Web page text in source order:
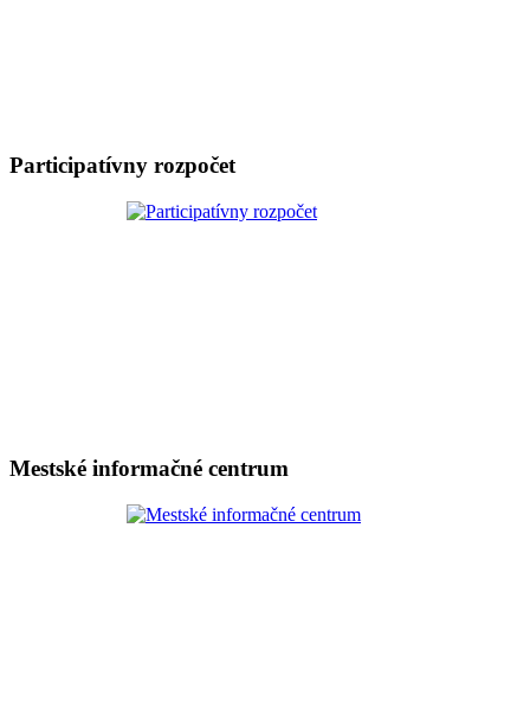
Participatívny rozpočet
Mestské informačné centrum